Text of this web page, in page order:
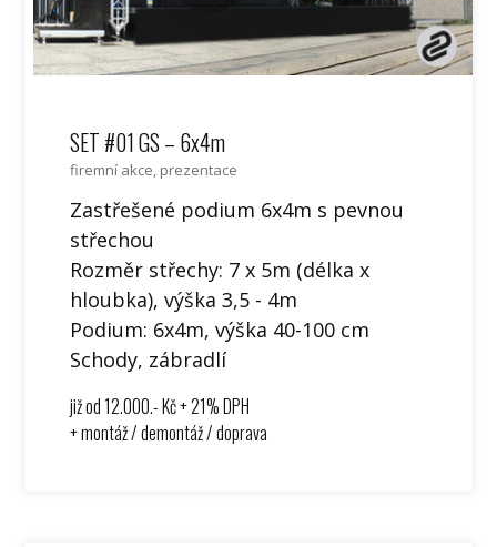
SET #01 GS – 6x4m
firemní akce, prezentace
Zastřešené podium 6x4m s pevnou
střechou
Rozměr střechy: 7 x 5m (délka x
hloubka), výška 3,5 - 4m
Podium: 6x4m, výška 40-100 cm
Schody, zábradlí
již od 12.000.- Kč + 21% DPH
+ montáž / demontáž / doprava